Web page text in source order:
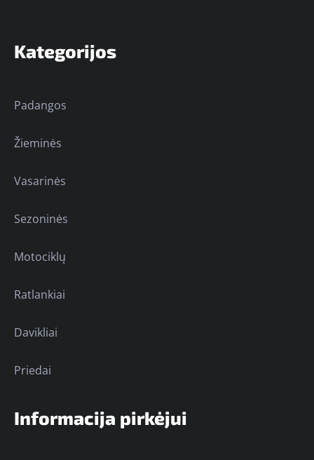
Kategorijos
Padangos
Žieminės
Vasarinės
Sezoninės
Motociklų
Ratlankiai
Davikliai
Priedai
Informacija pirkėjui